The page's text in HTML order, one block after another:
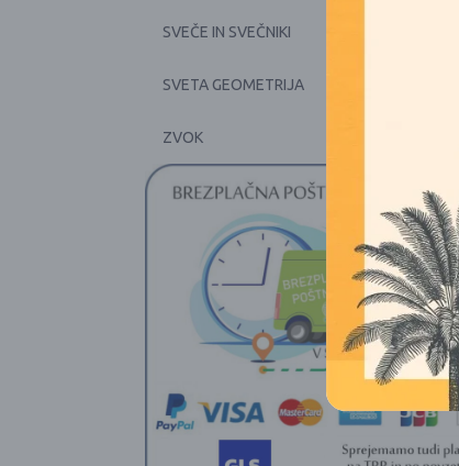
SVEČE IN SVEČNIKI
SVETA GEOMETRIJA
ZVOK